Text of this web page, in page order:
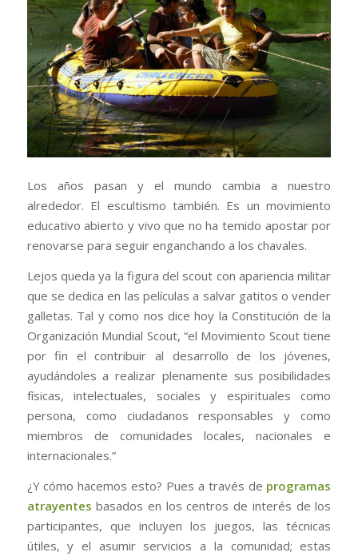
Los años pasan y el mundo cambia a nuestro
alrededor. El escultismo también. Es un movimiento
educativo abierto y vivo que no ha temido apostar por
renovarse para seguir enganchando a los chavales.
Lejos queda ya la figura del scout con apariencia militar
que se dedica en las películas a salvar gatitos o vender
galletas. Tal y como nos dice hoy la Constitución de la
Organización Mundial Scout, “el Movimiento Scout tiene
por fin elcontribuir al desarrollo de los jóvenes,
ayudándoles a realizar plenamente sus posibilidades
físicas, intelectuales, sociales y espirituales como
persona, como ciudadanos responsables y como
miembros de comunidades locales, nacionales e
internacionales.”
¿Y cómo hacemos esto? Pues a través de programas
atrayentes basados en los centros de interés de los
participantes, que incluyen los juegos, las técnicas
útiles, y el asumir servicios a la comunidad; estas